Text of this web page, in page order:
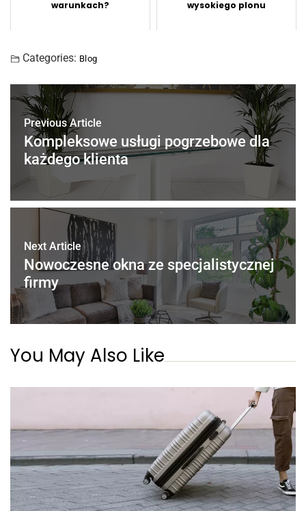
warunkach? wysokiego plonu
Categories: Blog
Previous Article
Kompleksowe usługi pogrzebowe dla
każdego klienta
Next Article
Nowoczesne okna ze specjalistycznej
firmy
You May Also Like